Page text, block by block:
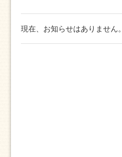
現在、お知らせはありません。